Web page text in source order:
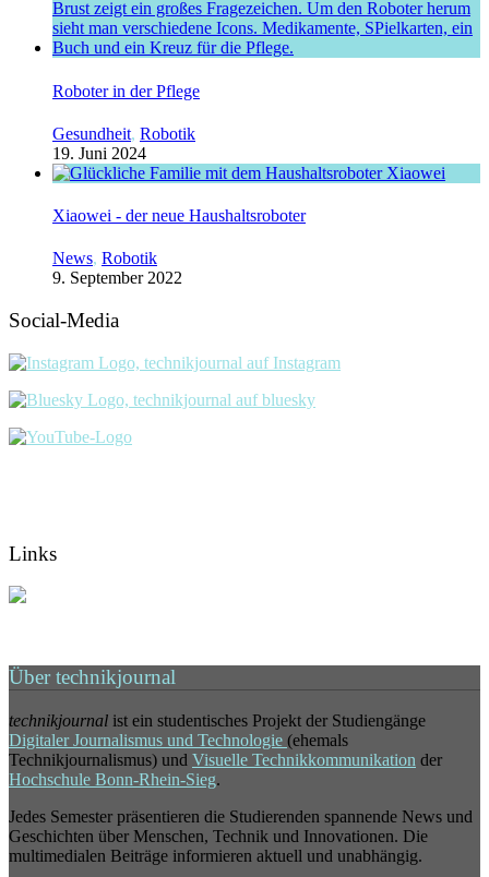
Roboter in der Pflege
Gesundheit, Robotik
19. Juni 2024
Xiaowei - der neue Haushaltsroboter
News, Robotik
9. September 2022
Social-Media
Links
Über technikjournal
technikjournal ist ein studentisches Projekt der Studiengänge
Digitaler Journalismus und Technologie (ehemals
Technikjournalismus) und Visuelle Technikkommunikation der
Hochschule Bonn-Rhein-Sieg.
Jedes Semester präsentieren die Studierenden spannende News und
Geschichten über Menschen, Technik und Innovationen. Die
multimedialen Beiträge informieren aktuell und unabhängig.